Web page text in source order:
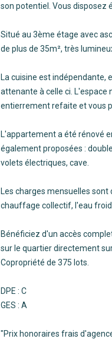
son potentiel. Vous disposez
Situé au 3ème étage avec
de plus de 35m², très
La cuisine est indépendante,
attenante à celle ci. L'espace
entierrement refaite et vous
L'appartement a été rénové
également proposées :
volets électriques, cave.
Les charges mensuelles
chauffage collectif, l'eau
Bénéficiez d'un accès
sur le quartier directement
Copropriété de 375 lots.
DPE : C
GES : A
"Prix honoraires frais